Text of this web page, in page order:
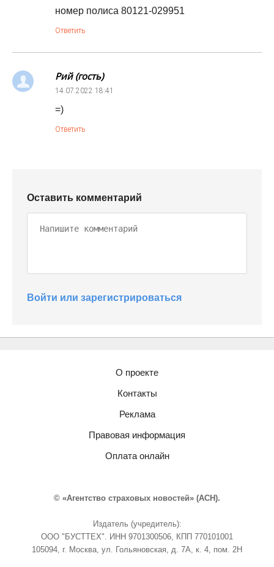
номер полиса 80121-029951
Ответить
Рий (гость)
14.07.2022 18:41
=)
Ответить
Оставить комментарий
Войти или зарегистрироваться
О проекте
Контакты
Реклама
Правовая информация
Оплата онлайн
© «Агентство страховых новостей» (АСН).
Издатель (учредитель):
ООО "БУСТТЕХ". ИНН 9701300506, КПП 770101001
105094, г. Москва, ул. Гольяновская, д. 7А, к. 4, пом. 2Н